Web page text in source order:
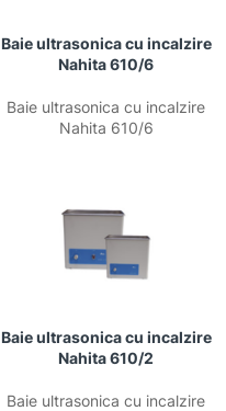
Baie ultrasonica cu incalzire
Nahita 610/6
Baie ultrasonica cu incalzire
Nahita 610/6
Baie ultrasonica cu incalzire
Nahita 610/2
Baie ultrasonica cu incalzire